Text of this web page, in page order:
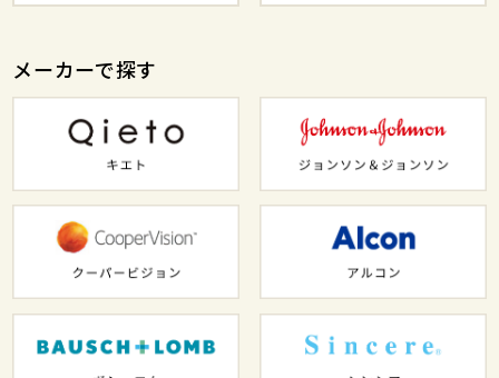
メーカーで探す